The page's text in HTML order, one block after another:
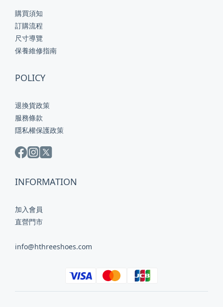
購買須知
訂購流程
尺寸導覽
保養維修指南
POLICY
退換貨政策
服務條款
隱私權保護政策
INFORMATION
加入會員
直營門市
info@hthreeshoes.com